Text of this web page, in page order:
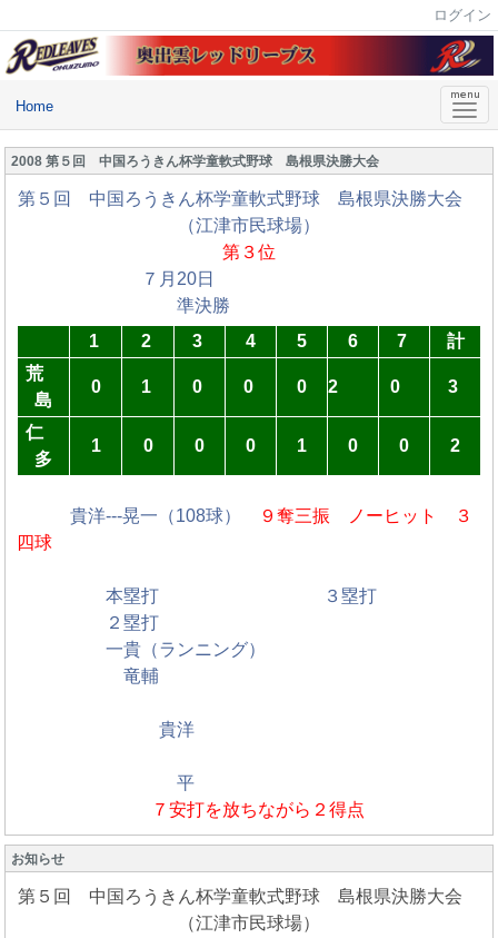
ログイン
Home
2008 第５回 中国ろうきん杯学童軟式野球 島根県決勝大会
第５回 中国ろうきん杯学童軟式野球 島根県決勝大会
（江津市民球場）
第３位
７月20日
準決勝
1
2 3 4 5 6 7
計
荒
島
0 1 0 0 0 2 0 3
仁
多
1 0 0 0 1 0 0 2
貴洋---晃一（108球） ９奪三振
ノーヒット ３
四球
本塁打 ３塁打
２塁打
一貴（ランニング）
竜輔
貴洋
平
７安打を放ちながら２得点
お知らせ
第５回 中国ろうきん杯学童軟式野球 島根県決勝大会
（江津市民球場）